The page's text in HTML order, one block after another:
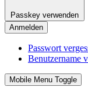
Passkey verwenden
Anmelden
Passwort
Benutzername
Mobile Menu Toggle